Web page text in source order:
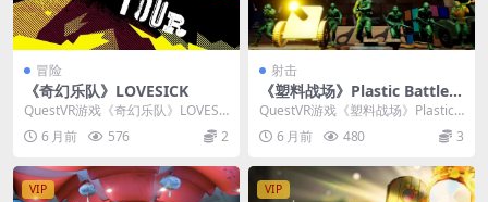
冒险
《奇幻乐队》LOVESICK
QuestVR游戏《奇幻乐队》LOVESI
CK 是一款将90年代摇滚乐队的真实
故...6 月前 576 2
射击
《塑料战场》Plastic Battleg
rounds
QuestVR游戏《塑料战场》Plastic
Battlegrounds 是一款...
6 月前 480 3
VIP VIP